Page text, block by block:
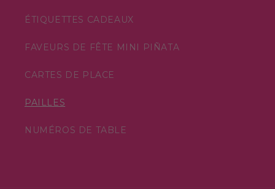
ÉTIQUETTES CADEAUX
FAVEURS DE FÊTE MINI PIÑATA
CARTES DE PLACE
PAILLES
NUMÉROS DE TABLE